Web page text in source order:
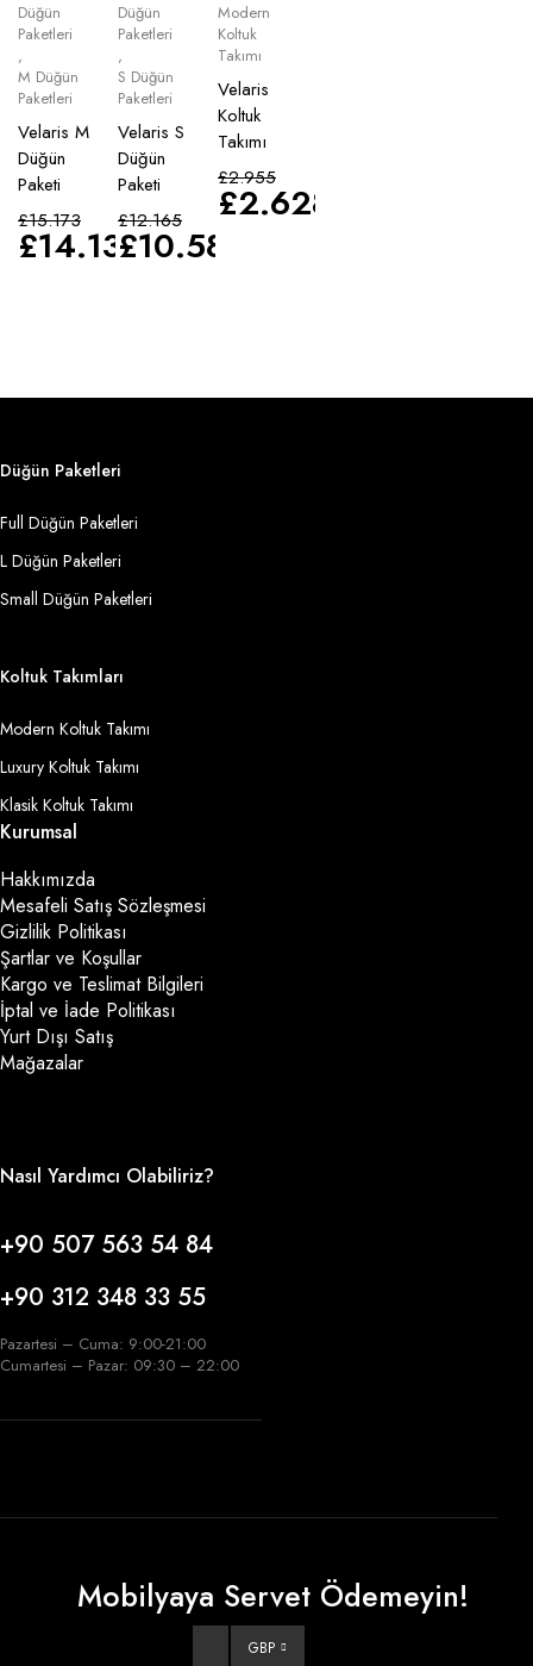
Düğün
Paketleri
,
M Düğün
Paketleri
Velaris M
Düğün
Paketi
£15.173
£14.135
Düğün
Paketleri
,
S Düğün
Paketleri
Velaris S
Düğün
Paketi
£12.165
£10.583
Modern
Koltuk
Takımı
Velaris
Koltuk
Takımı
£2.955
£2.628
Düğün Paketleri
Full Düğün Paketleri
L Düğün Paketleri
Small Düğün Paketleri
Koltuk Takımları
Modern Koltuk Takımı
Luxury Koltuk Takımı
Klasik Koltuk Takımı
Kurumsal
Hakkımızda
Mesafeli Satış Sözleşmesi
Gizlilik Politikası
Şartlar ve Koşullar
Kargo ve Teslimat Bilgileri
İptal ve İade Politikası
Yurt Dışı Satış
Mağazalar
Nasıl Yardımcı Olabiliriz?
+90 507 563 54 84
+90 312 348 33 55
Pazartesi – Cuma: 9:00-21:00
Cumartesi – Pazar: 09:30 – 22:00
Mobilyaya Servet Ödemeyin!
GBP